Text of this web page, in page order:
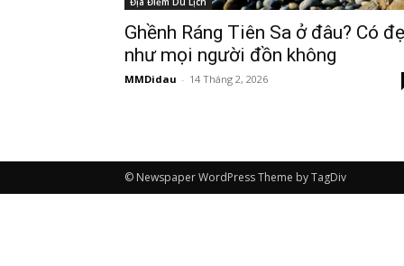
Ghềnh Ráng Tiên Sa ở đâu? Có
như mọi người đồn không
MMDidau - 14 Tháng 2, 2026
© Newspaper WordPress Theme by TagDiv